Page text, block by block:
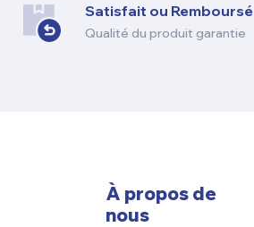
Satisfait ou Remboursé
Qualité du produit garantie
À propos de
nous